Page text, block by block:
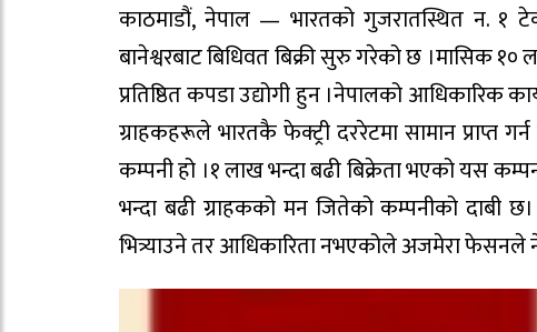
काठमाडौं, नेपाल — भारतको गुजरातस्थित न. १
बानेश्वरबाट बिधिवत बिक्री सुरु गरेको छ ।मासिक
प्रतिष्ठित कपडा उद्योगी हुन ।नेपालको आधिकारिक
ग्राहकहरूले भारतकै फेक्ट्री दररेटमा सामान प्राप्त
कम्पनी हो ।१ लाख भन्दा बढी बिक्रेता भएको यस
भन्दा बढी ग्राहकको मन जितेको कम्पनीको दाबी
भित्र्याउने तर आधिकारिता नभएकोले अजमेरा फेसनले